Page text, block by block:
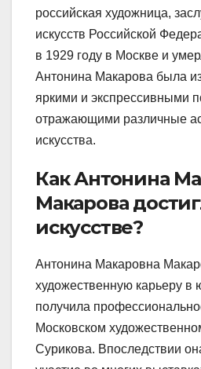
российская художница,
искусств Российской
в 1929 году в Москве и
Антонина Макарова была
яркими и экспрессивными
отражающими различные
искусства.
Как Антонина
Макарова
искусстве?
Антонина Макаровна
художественную карьеру в
получила
Московском
Сурикова. Впоследствии